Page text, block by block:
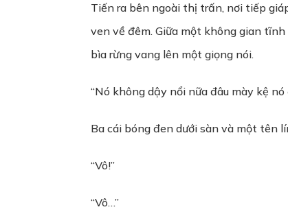
Tiến ra bên ngoài thị trấn, nơi tiếp
ven về đêm. Giữa một không gian
bìa rừng vang lên một giọng nói.
“Nó không dậy nổi nữa đâu mày kệ
Ba cái bóng đen dưới sàn và một tên
“Vô!”
“Vô…”